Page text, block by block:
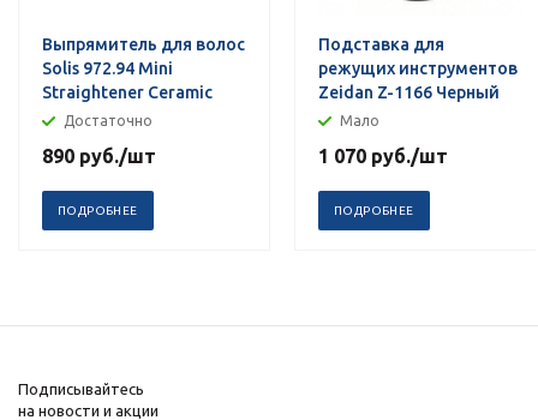
Выпрямитель для волос
Solis 972.94 Mini
Straightener Ceramic
Достаточно
890 руб./шт
ПОДРОБНЕЕ
Подставка для
режущих инструментов
Zeidan Z-1166 Черный
Мало
1 070 руб./шт
ПОДРОБНЕЕ
Подписывайтесь
на новости и акции